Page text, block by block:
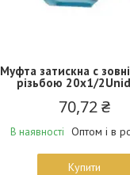
Муфта затискна c
різьбою 20х1/
70,72 ₴
В наявності Оптом і в
Купити